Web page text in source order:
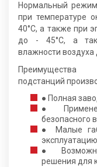
Нормальный
при температуре
40°С, а также при
до - 45°С, а
влажности воздуха
Преимущества
подстанций
● Полная
●
безопасного
● Малые
●
решения для